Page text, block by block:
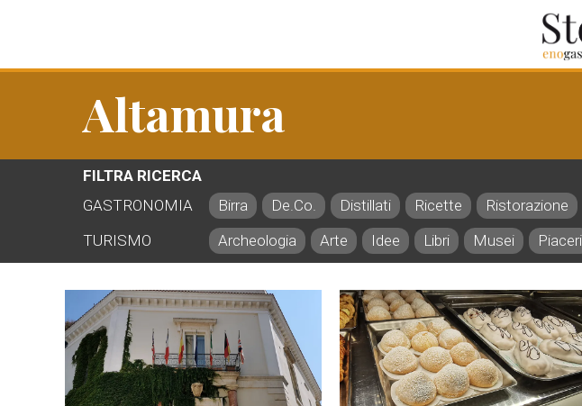
Altamura
FILTRA RICERCA
GASTRONOMIA
Birra De.Co. Distillati Ricette Ristorazione
TURISMO
Archeologia Arte Idee Libri Musei Piaceri